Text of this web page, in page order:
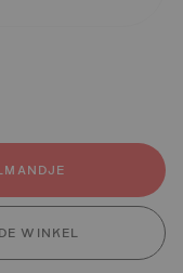
WINKEL